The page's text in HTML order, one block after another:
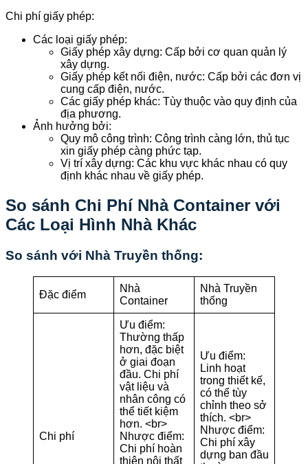
Chi phí giấy phép:
Các loại giấy phép:
Giấy phép xây dựng: Cấp bởi cơ quan quản lý
xây dựng.
Giấy phép kết nối điện, nước: Cấp bởi các đơn vị
cung cấp điện, nước.
Các giấy phép khác: Tùy thuộc vào quy định của
địa phương.
Ảnh hưởng bởi:
Quy mô công trình: Công trình càng lớn, thủ tục
xin giấy phép càng phức tạp.
Vị trí xây dựng: Các khu vực khác nhau có quy
định khác nhau về giấy phép.
So sánh Chi Phí Nhà Container với
Các Loại Hình Nhà Khác
So sánh với Nhà Truyền thống:
Đặc điểm
Nhà
Container
Nhà Truyền
thống
Chi phí
Ưu điểm:
Thường thấp
hơn, đặc biệt
ở giai đoạn
đầu. Chi phí
vật liệu và
nhân công có
thể tiết kiệm
hơn. <br>
Nhược điểm:
Chi phí hoàn
thiện nội thất
Ưu điểm:
Linh hoạt
trong thiết kế,
có thể tùy
chỉnh theo sở
thích. <br>
Nhược điểm:
Chi phí xây
dựng ban đầu